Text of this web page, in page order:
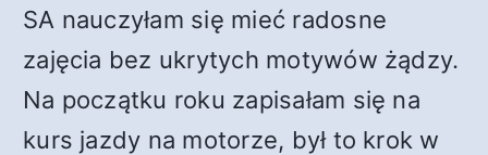
SA nauczyłam się mieć radosne
zajęcia bez ukrytych motywów żądzy.
Na początku roku zapisałam się na
kurs jazdy na motorze, był to krok w